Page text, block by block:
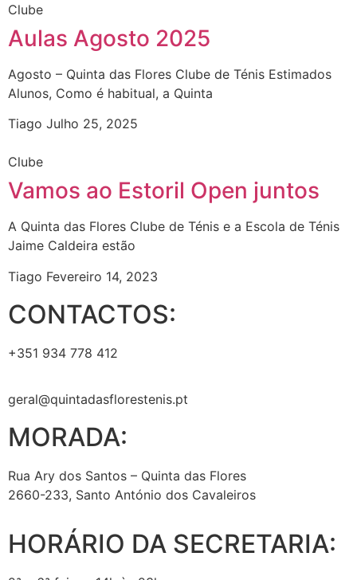
Clube
Aulas Agosto 2025
Agosto – Quinta das Flores Clube de Ténis Estimados
Alunos, Como é habitual, a Quinta
Tiago Julho 25, 2025
Clube
Vamos ao Estoril Open juntos
A Quinta das Flores Clube de Ténis e a Escola de Ténis
Jaime Caldeira estão
Tiago Fevereiro 14, 2023
CONTACTOS:
+351 934 778 412
geral@quintadasflorestenis.pt
MORADA:
Rua Ary dos Santos – Quinta das Flores
2660-233, Santo António dos Cavaleiros
HORÁRIO DA SECRETARIA: